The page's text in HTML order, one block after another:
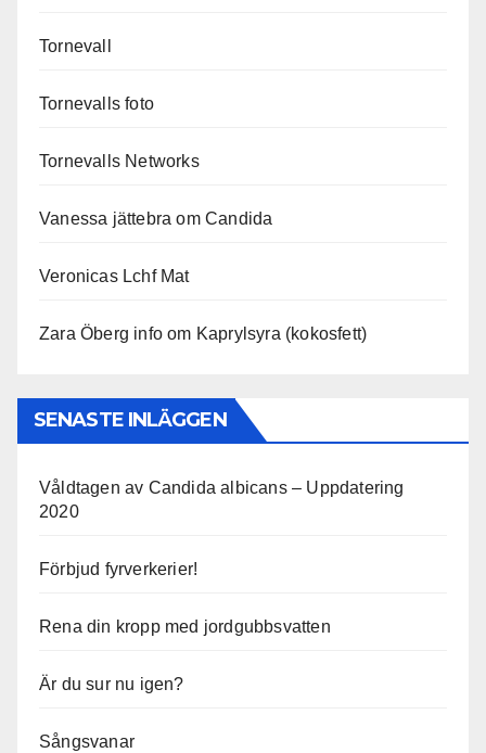
Tornevall
Tornevalls foto
Tornevalls Networks
Vanessa jättebra om Candida
Veronicas Lchf Mat
Zara Öberg info om Kaprylsyra (kokosfett)
SENASTE INLÄGGEN
Våldtagen av Candida albicans – Uppdatering
2020
Förbjud fyrverkerier!
Rena din kropp med jordgubbsvatten
Är du sur nu igen?
Sångsvanar